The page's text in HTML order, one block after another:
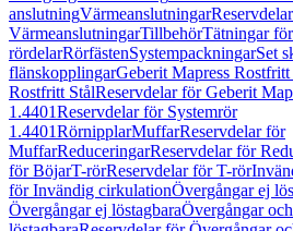
anslutningVärmeanslutningar
VärmeanslutningarTillbehörTätningar
rördelarRörfästenSystempackningarSet
flänskopplingarGeberit Mapress Rostfritt
Rostfritt StålReservdelar för Geberit
1.4401Reservdelar för Systemrör
1.4401RörnipplarMuffarReservdelar för
MuffarReduceringarReservdelar för
för BöjarT-rörReservdelar för T-rör
för Invändig cirkulationÖvergångar ej
Övergångar ej löstagbaraÖvergångar